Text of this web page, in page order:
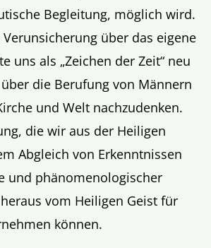
Begleitung, möglich wird.
Verunsicherung über das eigene
uns als „Zeichen der Zeit“ neu
die Berufung von Männern
und Welt nachzudenken.
die wir aus der Heiligen
Abgleich von Erkenntnissen
und phänomenologischer
vom Heiligen Geist für
können.